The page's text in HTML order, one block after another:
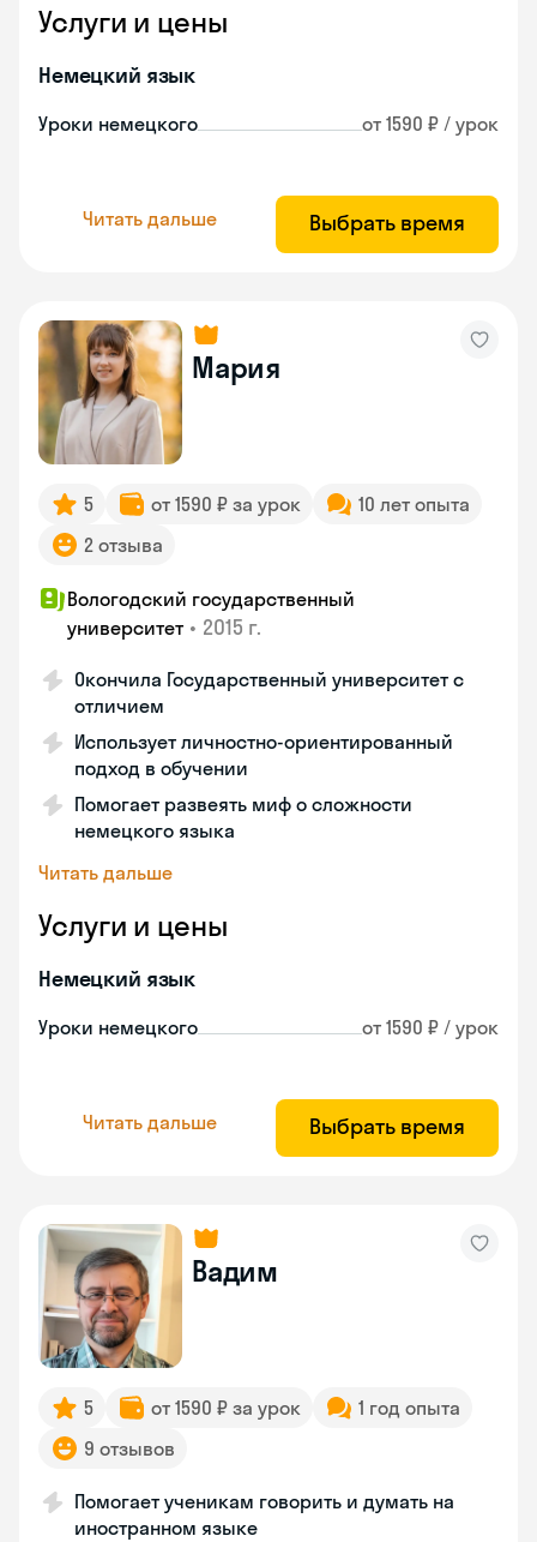
Услуги и цены
Немецкий язык
Уроки немецкого от 1590 ₽ / урок
Читать дальше Выбрать время
Мария
5 от 1590 ₽ за урок
10 лет опыта
2 отзыва
Вологодский государственный
университет • 2015 г.
Окончила Государственный университет с
отличием
Использует личностно-ориентированный
подход в обучении
Помогает развеять миф о сложности
немецкого языка
Читать дальше
Услуги и цены
Немецкий язык
Уроки немецкого от 1590 ₽ / урок
Читать дальше Выбрать время
Вадим
5 от 1590 ₽ за урок
1 год опыта
9 отзывов
Помогает ученикам говорить и думать на
иностранном языке